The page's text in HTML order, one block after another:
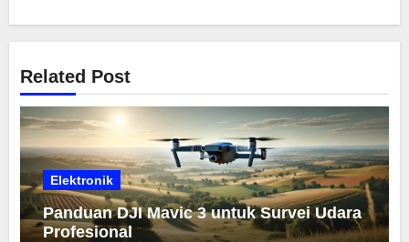
Related Post
Elektronik
Panduan DJI Mavic 3 untuk Survei Udara
Profesional